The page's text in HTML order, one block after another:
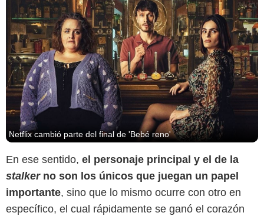
Netflix cambió parte del final de 'Bebé reno'
En ese sentido, el personaje principal y el de la
stalker no son los únicos que juegan un papel
importante, sino que lo mismo ocurre con otro en
específico, el cual rápidamente se ganó el corazón